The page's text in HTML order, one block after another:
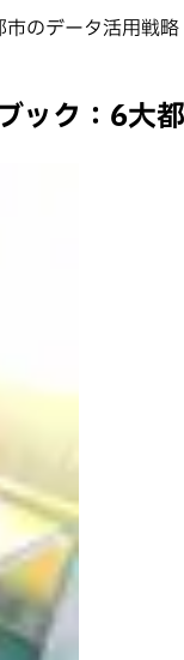
のデータ活用戦略
ック：6大